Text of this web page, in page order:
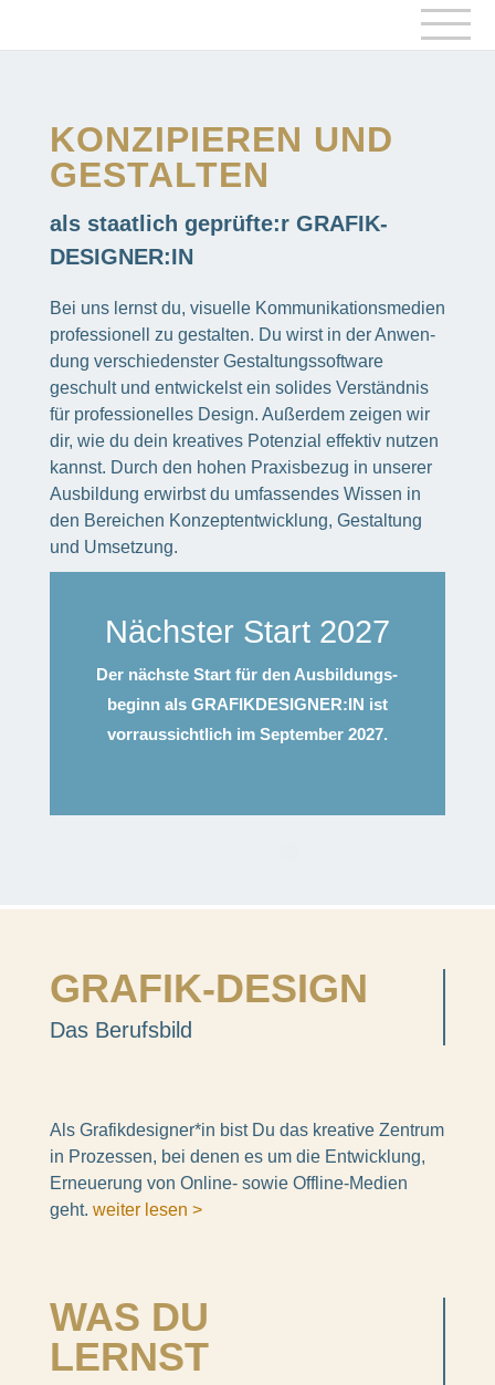
KONZI­PIE­REN UND
GESTAL­TEN
als staat­lich geprüfte:r GRAFIK­
DESIGNER:IN
Bei uns lernst du, visu­elle Kommu­ni­ka­ti­ons­me­dien
profes­sio­nell zu gestal­ten. Du wirst in der Anwen­
dung verschie­dens­ter Gestal­tungs­soft­ware
geschult und entwi­ckelst ein soli­des Verständ­nis
für profes­sio­nel­les Design. Außer­dem zeigen wir
dir, wie du dein krea­ti­ves Poten­zial effek­tiv nutzen
kannst. Durch den hohen Praxis­be­zug in unse­rer
Ausbil­dung erwirbst du umfas­sen­des Wissen in
den Berei­chen Konzept­ent­wick­lung, Gestal­tung
und Umset­zung.
Nächs­ter Start 2027
Der nächste Start für den Ausbil­dungs­
be­ginn als GRAFIKDESIGNER:IN ist
vorraus­sicht­lich im Septem­ber 2027.
GRAFIK-DESIGN
Das Berufs­bild
Als Grafikdesigner*in bist Du das krea­tive Zentrum
in Prozes­sen, bei denen es um die Entwick­lung,
Erneue­rung von Online- sowie Offline-Medien
geht. weiter lesen >
WAS DU
LERNST